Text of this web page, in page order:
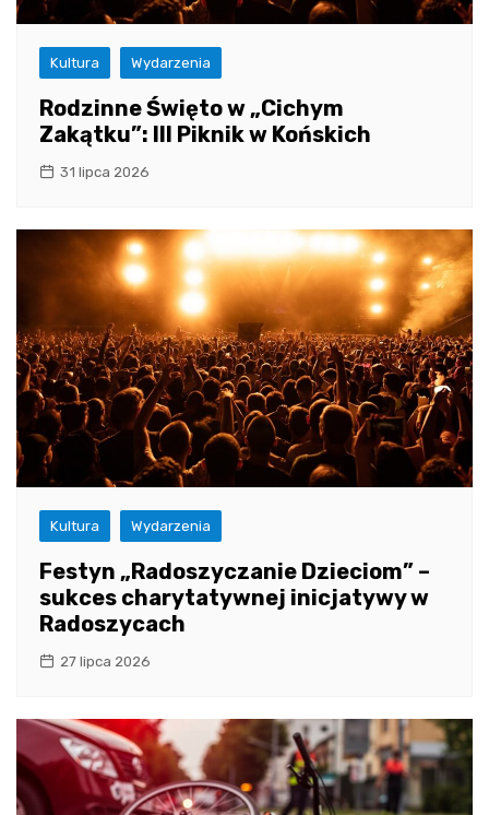
Kultura Wydarzenia
Rodzinne Święto w „Cichym
Zakątku”: III Piknik w Końskich
31 lipca 2026
Kultura Wydarzenia
Festyn „Radoszyczanie Dzieciom” –
sukces charytatywnej inicjatywy w
Radoszycach
27 lipca 2026